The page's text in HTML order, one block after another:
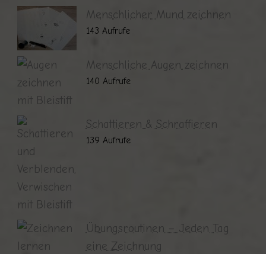
Menschlicher Mund zeichnen
143 Aufrufe
Menschliche Augen zeichnen
140 Aufrufe
Schattieren & Schraffieren
139 Aufrufe
Übungsroutinen – Jeden Tag
eine Zeichnung